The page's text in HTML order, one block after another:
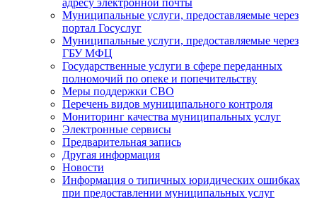
адресу электронной почты
Муниципальные услуги, предоставляемые через
портал Госуслуг
Муниципальные услуги, предоставляемые через
ГБУ МФЦ
Государственные услуги в сфере переданных
полномочий по опеке и попечительству
Меры поддержки СВО
Перечень видов муниципального контроля
Мониторинг качества муниципальных услуг
Электронные сервисы
Предварительная запись
Другая информация
Новости
Информация о типичных юридических ошибках
при предоставлении муниципальных услуг